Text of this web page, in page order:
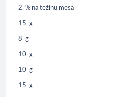
2 % na težinu mesa
15 g
8 g
10 g
10 g
15 g